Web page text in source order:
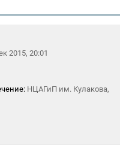
2015, 20:01
НЦАГиП им. Кулакова,